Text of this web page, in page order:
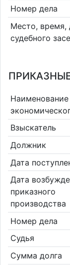
Номер дела
Место, время,
судебного
Наименование
Взыскатель
Должник
Дата
Дата
приказного
производства
Номер дела
Судья
Сумма долга